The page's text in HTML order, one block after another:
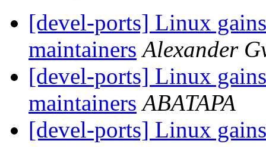
[devel-ports] Linux
maintainers Alexander
[devel-ports] Linux
maintainers ABATAPA
[devel-ports] Linux